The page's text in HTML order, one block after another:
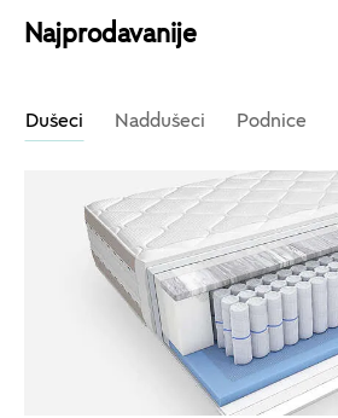
Najprodavanije
Dušeci Naddušeci Podnice